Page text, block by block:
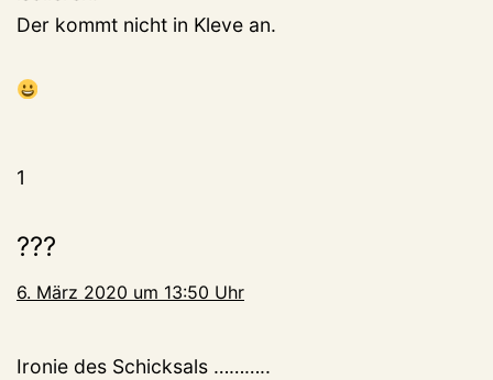
Der kommt nicht in Kleve an.
1
???
6. März 2020 um 13:50 Uhr
Ironie des Schicksals ………..